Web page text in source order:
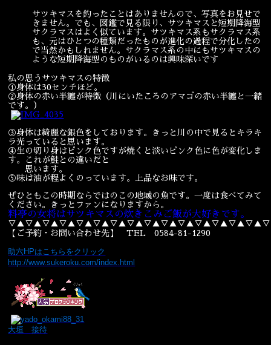
サツキマスを釣ったことはありませんので、写真をお見せで
きません。でも、図鑑で見る限り、サツキマスと短期降海型
サクラマスはよく似ています。サツキマス系もサクラマス系
も、元はひとつの種類だったものが進化の過程で分化したの
で当然かもしれません。サクラマス系の中にもサツキマスの
ような短期降海型のものがいるのは興味深いです
私の思うサツキマスの特徴
①身体は30センチほど。
②身体の赤い半纏が特徴（川にいたころのアマゴの赤い半纏と一緒
です。）
③身体は綺麗な銀色をしております。きっと川の中で見るとキラキ
ラ光っていると思います。
④生の切り身はピンク色ですが焼くと淡いピンク色に色が変化しま
す。これが鮭との違いだと
思います。
⑤味は油が程よくのっています。上品なお味です。
ぜひともこの時期ならではのこの地域の魚です。一度は食べてみて
ください。きっとファンになりますから。
料亭の女将はサツキマスの炊きこみご飯が大好きです。
【ご予約・お問い合わせ先】 TEL 0584-81-1290
助六HPはこちらをクリック
http://www.sukeroku.com/index.html
大垣 接待